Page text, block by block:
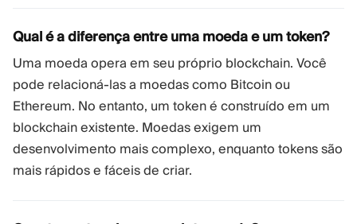
Qual é a diferença entre uma moeda e um token?
Uma moeda opera em seu próprio blockchain. Você
pode relacioná-las a moedas como Bitcoin ou
Ethereum. No entanto, um token é construído em um
blockchain existente. Moedas exigem um
desenvolvimento mais complexo, enquanto tokens são
mais rápidos e fáceis de criar.